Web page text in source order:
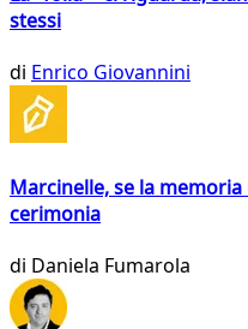
stessi
di Enrico Giovannini
Marcinelle, se la
cerimonia
di Daniela Fumarola